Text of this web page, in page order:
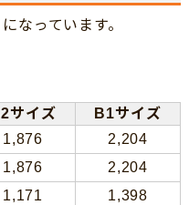
なっています。
サイズ
B1サイズ
1,876
2,204
1,876
2,204
1,171
1,398